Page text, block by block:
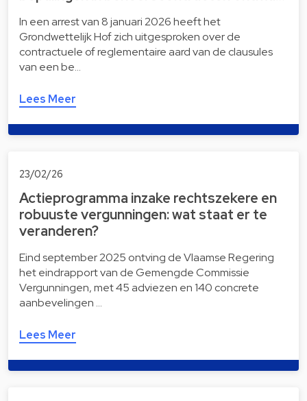
In een arrest van 8 januari 2026 heeft het
Grondwettelijk Hof zich uitgesproken over de
contractuele of reglementaire aard van de clausules
van een be…
Lees Meer
23/02/26
Actieprogramma inzake rechtszekere en
robuuste vergunningen: wat staat er te
veranderen?
Eind september 2025 ontving de Vlaamse Regering
het eindrapport van de Gemengde Commissie
Vergunningen, met 45 adviezen en 140 concrete
aanbevelingen …
Lees Meer